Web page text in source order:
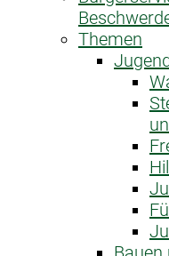
Themen